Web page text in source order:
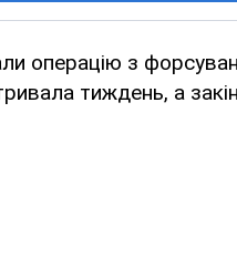
операцію з
тиждень, а